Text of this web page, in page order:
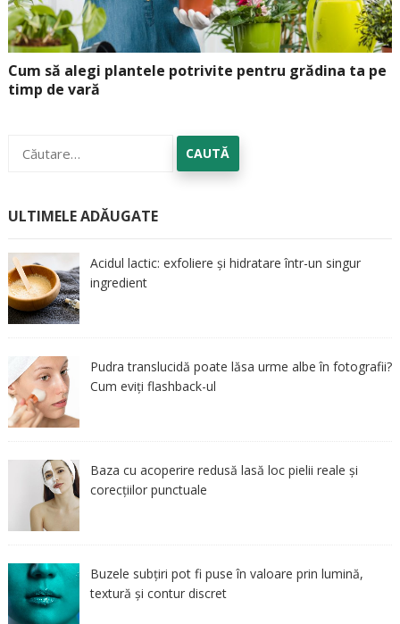
Cum să alegi plantele potrivite pentru grădina ta pe
timp de vară
după:
ULTIMELE ADĂUGATE
Acidul lactic: exfoliere și hidratare într-un singur
ingredient
Pudra translucidă poate lăsa urme albe în fotografii?
Cum eviți flashback-ul
Baza cu acoperire redusă lasă loc pielii reale și
corecțiilor punctuale
Buzele subțiri pot fi puse în valoare prin lumină,
textură și contur discret